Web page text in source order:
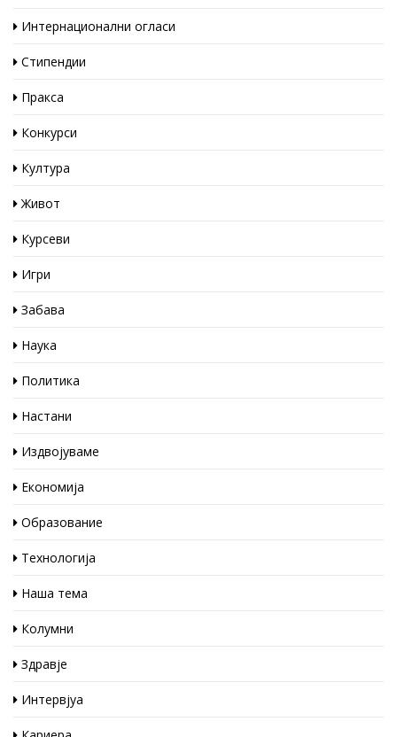
Интернационални огласи
Стипендии
Пракса
Конкурси
Култура
Живот
Курсеви
Игри
Забава
Наука
Политика
Настани
Издвојуваме
Економија
Образование
Технологија
Наша тема
Колумни
Здравје
Интервјуа